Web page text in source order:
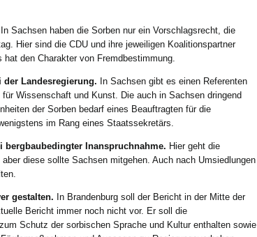
In Sachsen haben die Sorben nur ein Vorschlagsrecht, die
Hier sind die CDU und ihre jeweiligen Koalitionspartner
den Charakter von Fremdbestimmung.
der Landesregierung. In Sachsen gibt es einen Referenten
Wissenschaft und Kunst. Die auch in Sachsen dringend
der Sorben bedarf eines Beauftragten für die
im Rang eines Staatssekretärs.
Inanspruchnahme. Hier geht die
diese sollte Sachsen mitgehen. Auch nach Umsiedlungen
gestalten. In Brandenburg soll der Bericht in der Mitte der
Bericht immer noch nicht vor. Er soll die
Schutz der sorbischen Sprache und Kultur enthalten sowie